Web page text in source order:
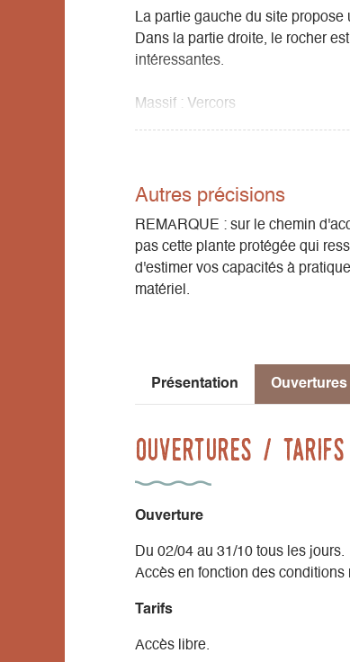
La partie gauche du site
Dans la partie droite, le rocher
intéressantes.
Massif : Vercors
Carte IGN : 3236 OT
Temps d’approche : 15 mn
Rocher : calcaire
Nombre de voies : 38
Hauteur minimale des voies : 10 m
Style d’escalade : murs
Autres précisions
REMARQUE : sur le chemin
pas cette plante protégée qui
d'estimer vos capacités à
matériel.
Présentation Ouvertures
Ouvertures / tarifs
Ouverture
Du 02/04 au 31/10 tous les jours.
Accès en fonction des conditions
Tarifs
Accès libre.